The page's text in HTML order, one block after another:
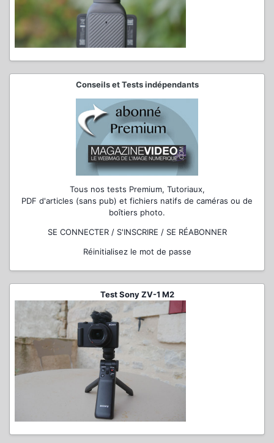
Conseils et Tests indépendants
Tous nos tests Premium, Tutoriaux,
PDF d'articles (sans pub) et fichiers natifs de caméras ou de
boîtiers photo.
SE CONNECTER / S'INSCRIRE / SE RÉABONNER
Réinitialisez le mot de passe
Test Sony ZV-1 M2